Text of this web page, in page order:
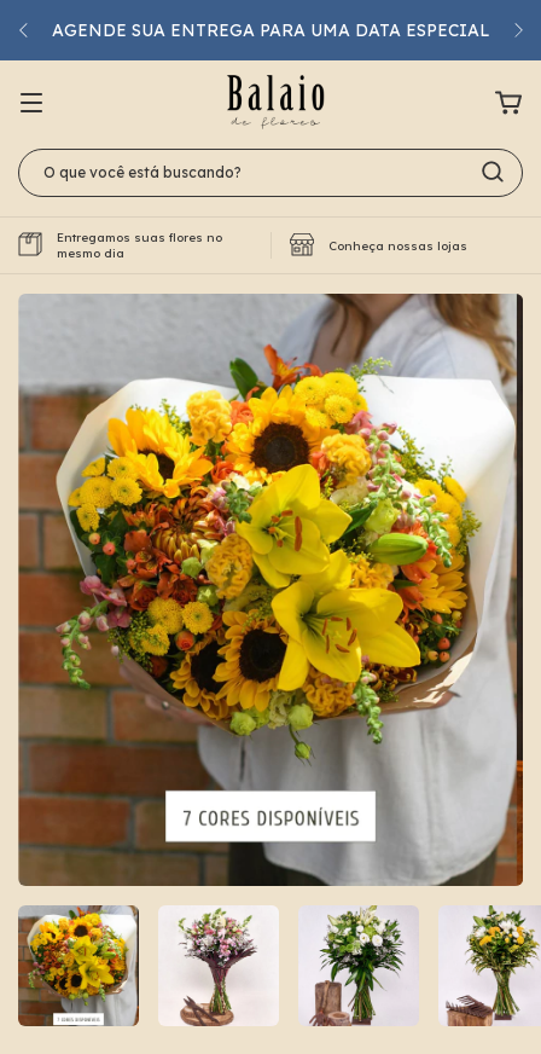
AGENDE SUA ENTREGA PARA UMA DATA ESPECIAL
Entregamos suas flores no
mesmo dia
Conheça nossas lojas